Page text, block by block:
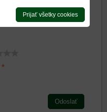
alebo zápory - aspoň
*
Odoslať
Prijať všetky cookies